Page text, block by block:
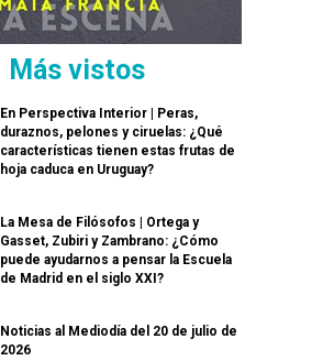
Más vistos
En Perspectiva Interior | Peras,
duraznos, pelones y ciruelas: ¿Qué
características tienen estas frutas de
hoja caduca en Uruguay?
La Mesa de Filósofos | Ortega y
Gasset, Zubiri y Zambrano: ¿Cómo
puede ayudarnos a pensar la Escuela
de Madrid en el siglo XXI?
Noticias al Mediodía del 20 de julio de
2026